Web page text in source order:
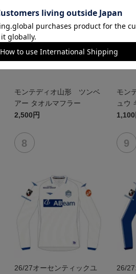
モンテディオ山形 ツンベ
アー タオルマフラー
2,500円
モン
ュウ
1,100
26/27オーセンティックユ
26/